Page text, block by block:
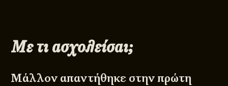
Με τι ασχολείσαι;
Μάλλον απαντήθηκε στην πρώτη